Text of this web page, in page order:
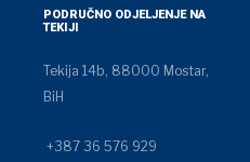
PODRUČNO ODJELJENJE NA
TEKIJI
Tekija 14b, 88000 Mostar,
BiH
+387 36 576 929